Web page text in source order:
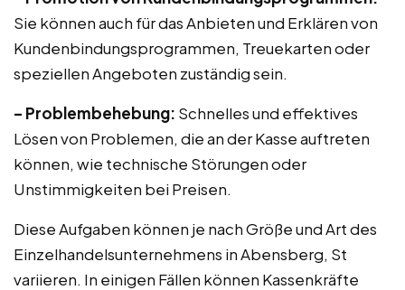
Sie können auch für das Anbieten und Erklären von
Kundenbindungsprogrammen, Treuekarten oder
speziellen Angeboten zuständig sein.
– Problembehebung: Schnelles und effektives
Lösen von Problemen, die an der Kasse auftreten
können, wie technische Störungen oder
Unstimmigkeiten bei Preisen.
Diese Aufgaben können je nach Größe und Art des
Einzelhandelsunternehmens in Abensberg, St
variieren. In einigen Fällen können Kassenkräfte